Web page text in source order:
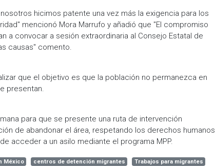
hicimos patente una vez más la exigencia para los
mencionó Mora Marrufo y añadió que "El compromiso
a convocar a sesión extraordinaria al Consejo Estatal de
causas" comento.
que el objetivo es que la población no permanezca en
presentan.
para que se presente una ruta de intervención
de abandonar el área, respetando los derechos humanos
acceder a un asilo mediante el programa MPP.
México centros de detención migrantes
Trabajos para migrantes